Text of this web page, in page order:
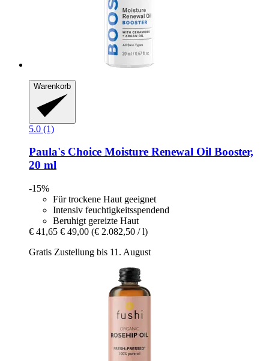
Warenkorb
5.0 (1)
Paula's Choice Moisture Renewal Oil Booster,
20 ml
-15%
Für trockene Haut geeignet
Intensiv feuchtigkeitsspendend
Beruhigt gereizte Haut
€ 41,65 € 49,00 (€ 2.082,50 / l)
Gratis Zustellung bis 11. August